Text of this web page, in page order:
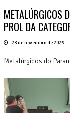
METALÚRGICOS
PROL DA
28 de novembro de 2025
Metalúrgicos do